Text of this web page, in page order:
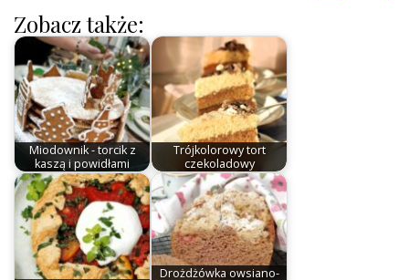
Zobacz także:
Miodownik - torcik z
kaszą i powidłami
Trójkolorowy tort
czekoladowy
Drożdżówka owsiano-